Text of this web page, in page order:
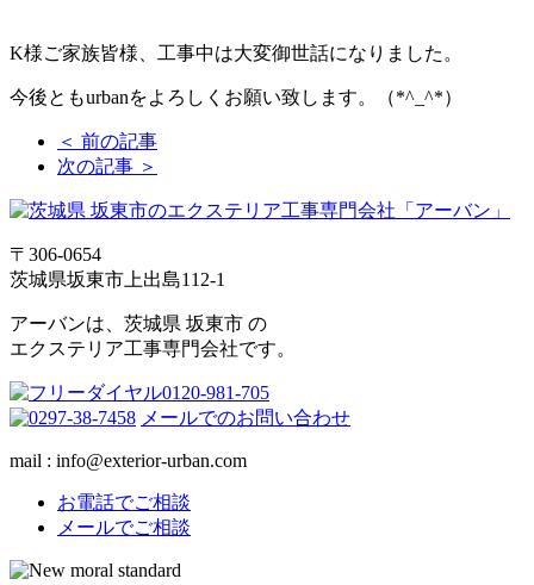
K様ご家族皆様、工事中は大変御世話になりました。
今後ともurbanをよろしくお願い致します。（*^_^*）
＜ 前の記事
次の記事 ＞
〒306-0654
茨城県坂東市上出島112-1
アーバンは、茨城県 坂東市 の
エクステリア工事専門会社です。
メールでのお問い合わせ
mail : info@exterior-urban.com
お電話でご相談
メールでご相談